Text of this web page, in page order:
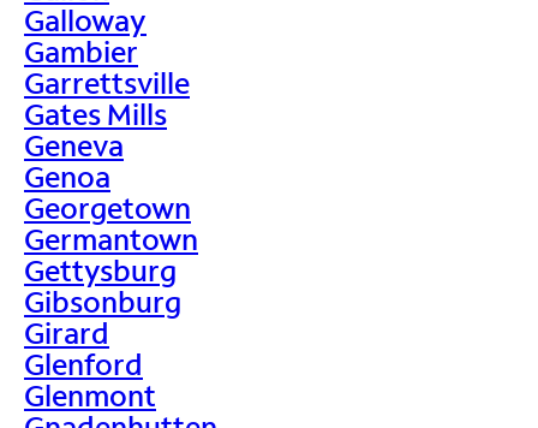
Galloway
Gambier
Garrettsville
Gates Mills
Geneva
Genoa
Georgetown
Germantown
Gettysburg
Gibsonburg
Girard
Glenford
Glenmont